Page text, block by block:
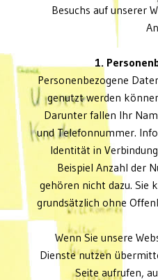
Besuchs auf unserer
1.
Personenbezogene
genutzt werden
Darunter fallen Ihr
und Telefonnummer.
Identität in
Beispiel Anzahl der
gehören nicht dazu. Sie
grundsätzlich ohne
Wenn Sie unsere
Dienste nutzen
Seite aufrufen,